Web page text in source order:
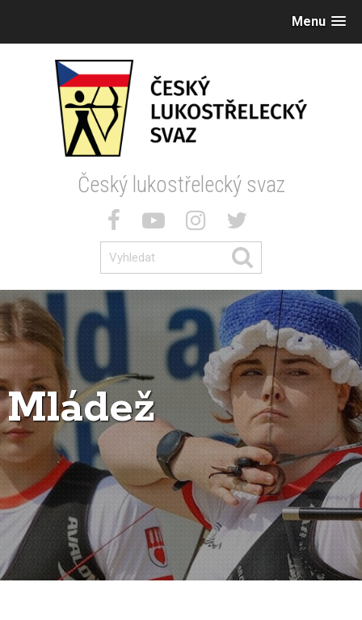
Menu
Český lukostřelecký svaz
Mládež